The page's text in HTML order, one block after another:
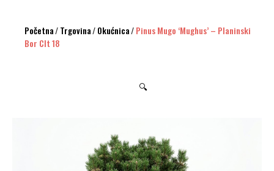
Početna/Trgovina/Okućnica/Pinus Mugo ‘Mughus’ – Planinski
Bor Clt 18
🔍